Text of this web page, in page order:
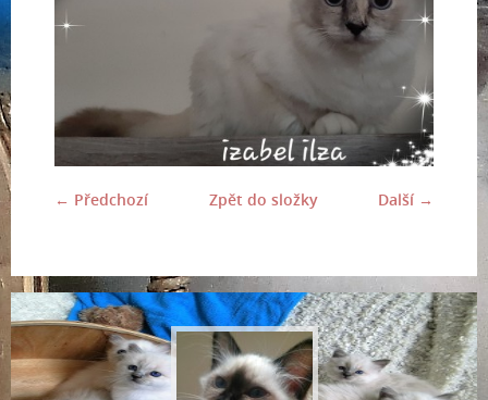
← Předchozí Další →
Zpět do složky